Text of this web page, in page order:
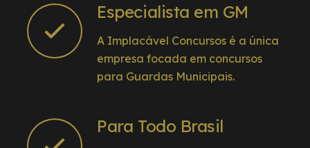
Especialista em GM
A Implacável Concursos é a única
empresa focada em concursos
para Guardas Municipais.
Para Todo Brasil